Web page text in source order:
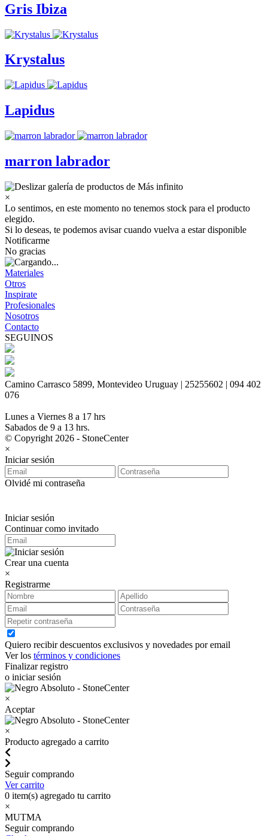
Gris Ibiza
Krystalus
Lapidus
marron labrador
×
Lo sentimos, en este momento no tenemos stock para el producto
elegido.
Si lo deseas, te podemos avisar cuando vuelva a estar disponible
Notificarme
No gracias
Materiales
Otros
Inspirate
Profesionales
Nosotros
Contacto
SEGUINOS
Camino Carrasco 5899, Montevideo Uruguay | 25255602 | 094 402
076
Lunes a Viernes 8 a 17 hrs
Sabados de 9 a 13 hrs.
© Copyright 2026 - StoneCenter
×
Iniciar sesión
Olvidé mi contraseña
Iniciar sesión
Continuar como invitado
Crear una cuenta
×
Registrarme
Quiero recibir descuentos exclusivos y novedades por email
Ver los términos y condiciones
Finalizar registro
o iniciar sesión
×
Aceptar
×
Producto agregado a carrito
Seguir comprando
Ver carrito
0 item(s) agregado tu carrito
×
MUTMA
Seguir comprando